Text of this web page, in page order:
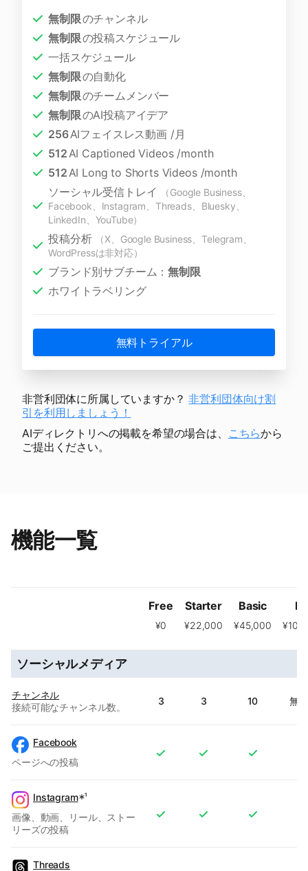
無制限のチャンネル
無制限の投稿スケジュール
一括スケジュール
無制限の自動化
無制限のチームメンバー
無制限のAI投稿アイデア
256AIフェイスレス動画 /月
512AI Captioned Videos /month
512AI Long to Shorts Videos /month
ソーシャル受信トレイ
（Google Business、
Facebook、Instagram、Threads、Bluesky、
LinkedIn、YouTube）
投稿分析
（X、Google Business、Telegram、
WordPressは非対応）
ブランド別サブチーム：無制限
ホワイトラベリング
無料トライアル
非営利団体に所属していますか？非営利団体向け割
引を利用しましょう！
AIディレクトリへの掲載を希望の場合は、
こちらから
ご提出ください。
機能一覧
Free
¥0
Starter
¥22,000
Basic
¥45,000
ソーシャルメディア
チャンネル
接続可能なチャンネル数。
3 3 10 無
Facebook
ページへの投稿
Instagram∗¹
画像、動画、リール、ストー
リーズの投稿
Threads